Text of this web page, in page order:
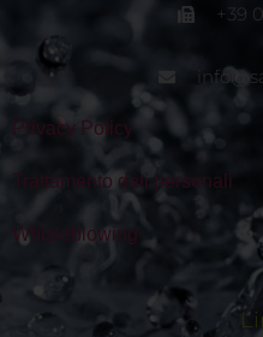
+39
Privacy Policy
Trattamento dati personali
Whisleblowing